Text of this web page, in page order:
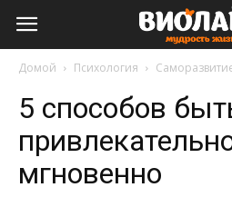
Виолайф
Домой Психология
5 способов
мгновенно